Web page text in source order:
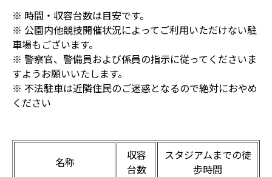
※ 時間・収容台数は目安です。
※ 公園内他競技開催状況によってご利用いただけない駐
車場もございます。
※ 警察官、警備員および係員の指示に従ってくださいま
すようお願いいたします。
※ 不法駐車は近隣住民のご迷惑となるので絶対におやめ
ください
名称
収容
台数
スタジアムまでの徒
歩時間